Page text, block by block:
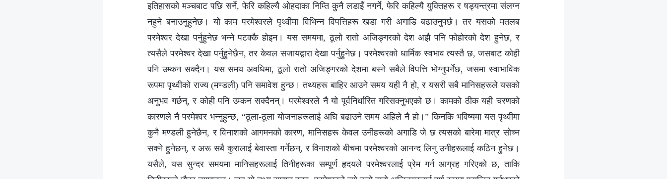
इतिहासको मञ्चबाट पछि सर्ने, फेरि कहिल्यै ओहदाका निम्ति कुनै लडाइँ नगर्ने, फेरि कहिल्यै युक्तिहरू र षड्यन्त्रमा संलग्न
नहुने बनाउनुहुनेछ। यो काम परमेश्‍वरले पृथ्वीमा विभिन्न विपत्तिहरू खडा गरी अगाडि बढाउनुपर्छ। तर यसको मतलब
परमेश्‍वर देखा पर्नुहुनेछ भन्‍ने पटक्कै होइन। यस समयमा, ठूलो रातो अजिङ्गरको देश अझै पनि फोहोरको देश हुनेछ, र
त्यसैले परमेश्‍वर देखा पर्नुहुनेछैन, तर केवल सजायद्वारा देखा पर्नुहुनेछ। परमेश्‍वरको धार्मिक स्वभाव त्यस्तै छ, जसबाट कोही
पनि उम्कन सक्दैन। यस समय अवधिमा, ठूलो रातो अजिङ्गरको देशमा बस्ने सबैले विपत्ति भोग्नुपर्नेछ, जसमा स्वाभाविक
रूपमा पृथ्वीको राज्य (मण्डली) पनि समावेश हुन्छ। तथ्यहरू बाहिर आउने समय यही नै हो, र यसरी सबै मानिसहरूले यसको
अनुभव गर्छन्, र कोही पनि उम्कन सक्दैनन्। परमेश्‍वरले नै यो पूर्वनिर्धारित गरिसक्नुभएको छ। कामको ठीक यही चरणको
कारणले नै परमेश्‍वर भन्नुहुन्छ, “ठूला-ठूला योजनाहरूलाई अघि बढाउने समय अहिले नै हो।” किनकि भविष्यमा यस पृथ्वीमा
कुनै मण्डली हुनेछैन, र विनाशको आगमनको कारण, मानिसहरू केवल उनीहरूको अगाडि जे छ त्यसको बारेमा मात्र सोच्न
सक्ने हुनेछन्, र अरू सबै कुरालाई बेवास्ता गर्नेछन्, र विनाशको बीचमा परमेश्‍वरको आनन्द लिनु उनीहरूलाई कठिन हुनेछ।
यसैले, यस सुन्दर समयमा मानिसहरूलाई तिनीहरूका सम्पूर्ण हृदयले परमेश्‍वरलाई प्रेम गर्न आग्रह गरिएको छ, ताकि